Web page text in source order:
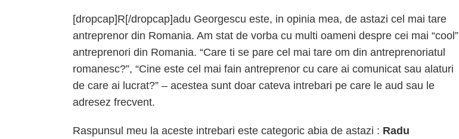
[dropcap]R[/dropcap]adu Georgescu este, in opinia mea, de astazi cel mai tare
antreprenor din Romania. Am stat de vorba cu multi oameni despre cei mai “cool”
antreprenori din Romania. “Care ti se pare cel mai tare om din antreprenoriatul
romanesc?”, “Cine este cel mai fain antreprenor cu care ai comunicat sau alaturi
de care ai lucrat?” – acestea sunt doar cateva intrebari pe care le aud sau le
adresez frecvent.
Raspunsul meu la aceste intrebari este categoric abia de astazi : Radu